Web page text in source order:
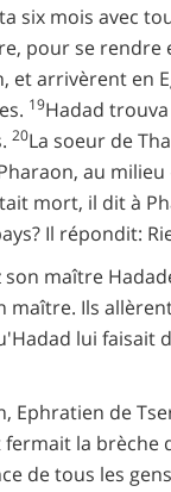
six mois avec
pour se
et arrivèrent en
19Hadad
20La soeur de
au
mort, il dit à
Il répondit:
maître
Ils
lui faisait
Ephratien de
la brèche
de tous les